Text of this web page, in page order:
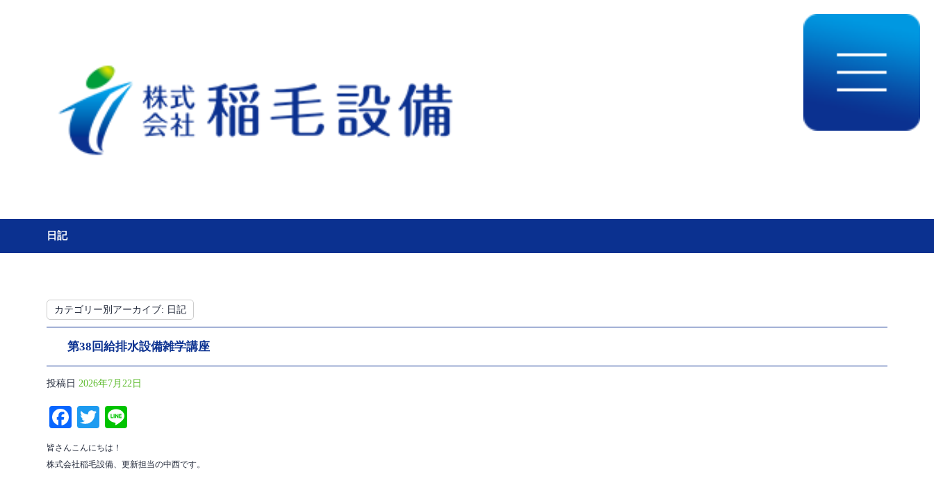
日記
カテゴリー別アーカイブ: 日記
第38回給排水設備雑学講座
投稿日 2026年7月22日
Fa
ce
bo
T
wi
tte
皆さんこんにちは！
株式会社稲毛設備、更新担当の中西です。